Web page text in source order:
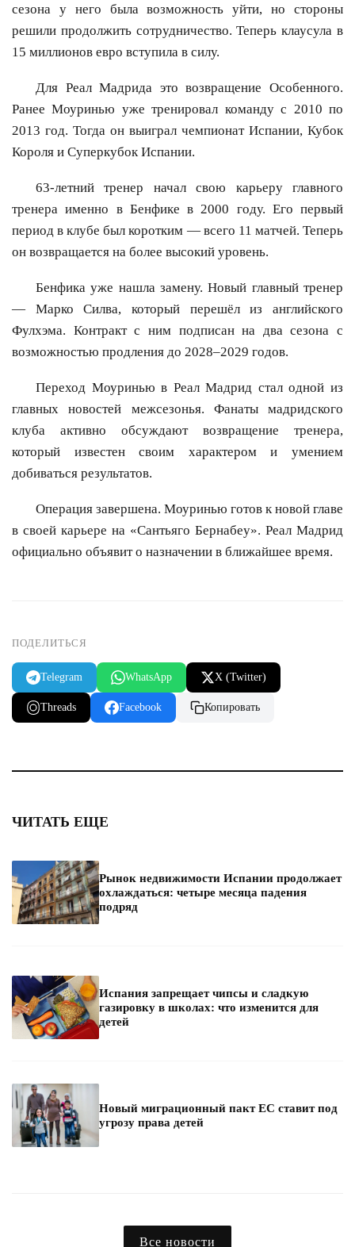
сезона у него была возможность уйти, но стороны
решили продолжить сотрудничество. Теперь клаусула в
15 миллионов евро вступила в силу.
Для Реал Мадрида это возвращение Особенного.
Ранее Моуринью уже тренировал команду с 2010 по
2013 год. Тогда он выиграл чемпионат Испании, Кубок
Короля и Суперкубок Испании.
63-летний тренер начал свою карьеру главного
тренера именно в Бенфике в 2000 году. Его первый
период в клубе был коротким — всего 11 матчей. Теперь
он возвращается на более высокий уровень.
Бенфика уже нашла замену. Новый главный тренер
— Марко Силва, который перешёл из английского
Фулхэма. Контракт с ним подписан на два сезона с
возможностью продления до 2028–2029 годов.
Переход Моуринью в Реал Мадрид стал одной из
главных новостей межсезонья. Фанаты мадридского
клуба активно обсуждают возвращение тренера,
который известен своим характером и умением
добиваться результатов.
Операция завершена. Моуринью готов к новой главе
в своей карьере на «Сантьяго Бернабеу». Реал Мадрид
официально объявит о назначении в ближайшее время.
ПОДЕЛИТЬСЯ
Telegram WhatsApp X (Twitter)
Threads Facebook Копировать
ЧИТАТЬ ЕЩЕ
Рынок недвижимости Испании продолжает
охлаждаться: четыре месяца падения
подряд
Испания запрещает чипсы и сладкую
газировку в школах: что изменится для
детей
Новый миграционный пакт ЕС ставит под
угрозу права детей
Все новости